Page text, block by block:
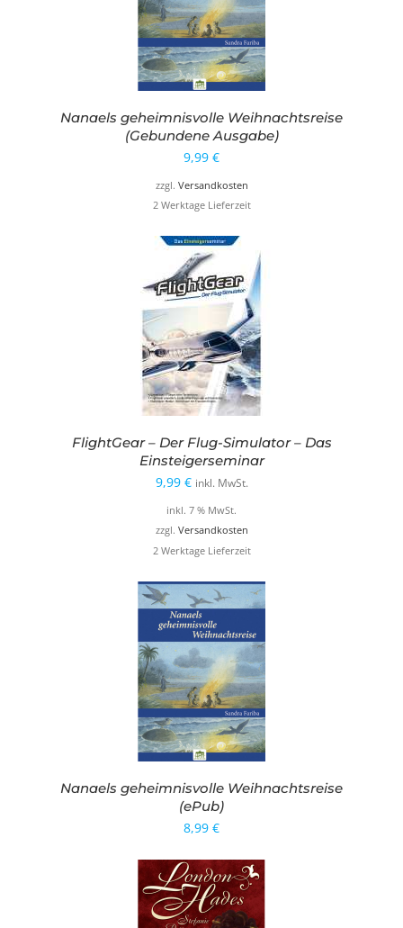
Nanaels geheimnisvolle Weihnachtsreise
(Gebundene Ausgabe)
9,99 €
zzgl. Versandkosten
2 Werktage Lieferzeit
FlightGear – Der Flug-Simulator – Das
Einsteigerseminar
9,99 € inkl. MwSt.
inkl. 7 % MwSt.
zzgl. Versandkosten
2 Werktage Lieferzeit
Nanaels geheimnisvolle Weihnachtsreise
(ePub)
8,99 €